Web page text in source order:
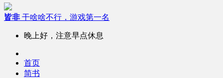
皆非 干啥啥不行，游戏第一名
晚上好，注意早点休息
首页
简书